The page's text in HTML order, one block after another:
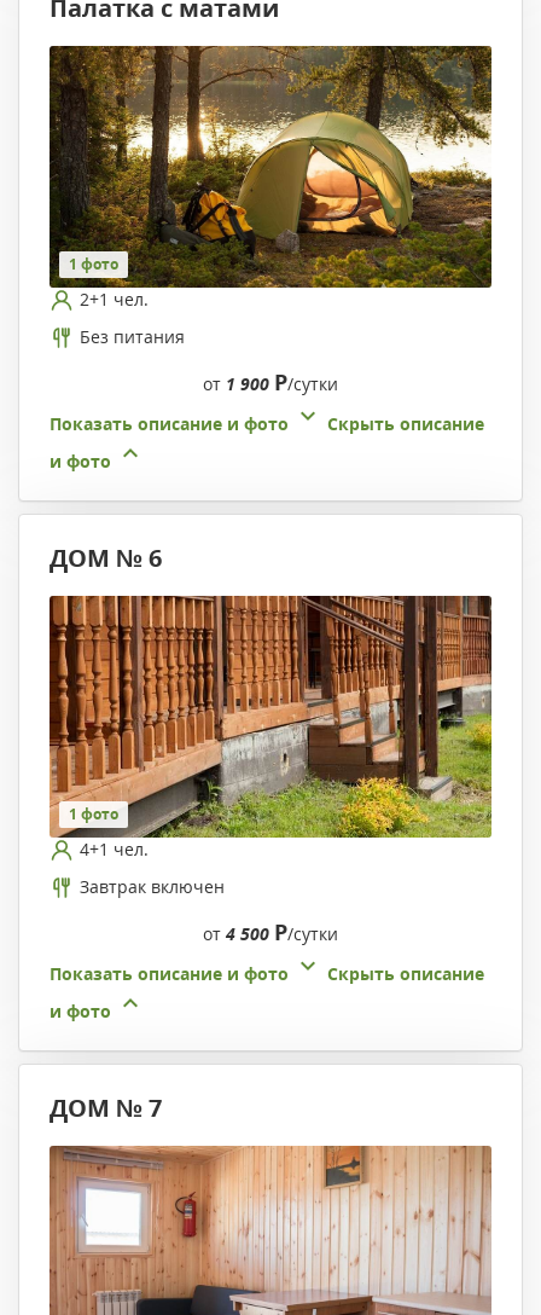
Палатка с матами
1 фото
2+1 чел.
Без питания
от 1 900 Р/сутки
Показать описание и фото
Скрыть описание
и фото
ДОМ № 6
1 фото
4+1 чел.
Завтрак включен
от 4 500 Р/сутки
Показать описание и фото
Скрыть описание
и фото
ДОМ № 7